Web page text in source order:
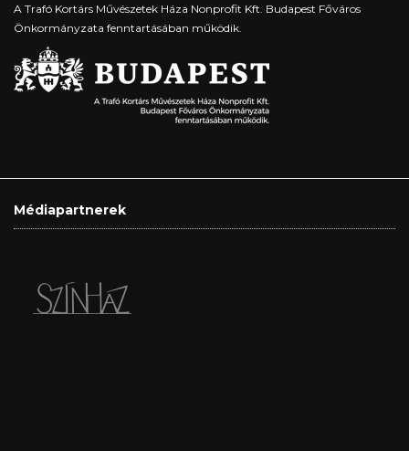
A Trafó Kortárs Művészetek Háza Nonprofit Kft. Budapest Főváros
Önkormányzata fenntartásában működik.
Médiapartnerek